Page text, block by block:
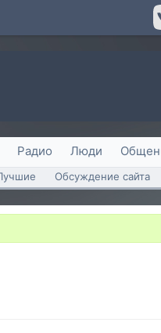
Радио Люди
Обсуждение сайта